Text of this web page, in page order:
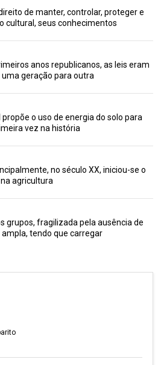
de manter, controlar, proteger e
cultural, seus conhecimentos
anos republicanos, as leis eram
geração para outra
o uso de energia do solo para
vez na história
no século XX, iniciou-se o
agricultura
grupos, fragilizada pela ausência de
tendo que carregar